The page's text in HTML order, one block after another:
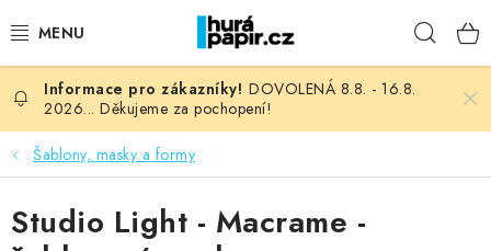
na
NOVINKY
HURÁ DÍLNA
VŠECHNO ZBOŽÍ
DOVOLENÁ 8.8. - 16.8.
2026... Děkujeme za pochopení!
Šablony, masky a formy
Studio Light - Macrame -